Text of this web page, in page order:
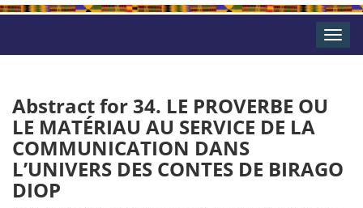
Toggle
Abstract for 34. LE PROVERBE OU
LE MATÉRIAU AU SERVICE DE LA
COMMUNICATION DANS
L’UNIVERS DES CONTES DE BIRAGO
DIOP